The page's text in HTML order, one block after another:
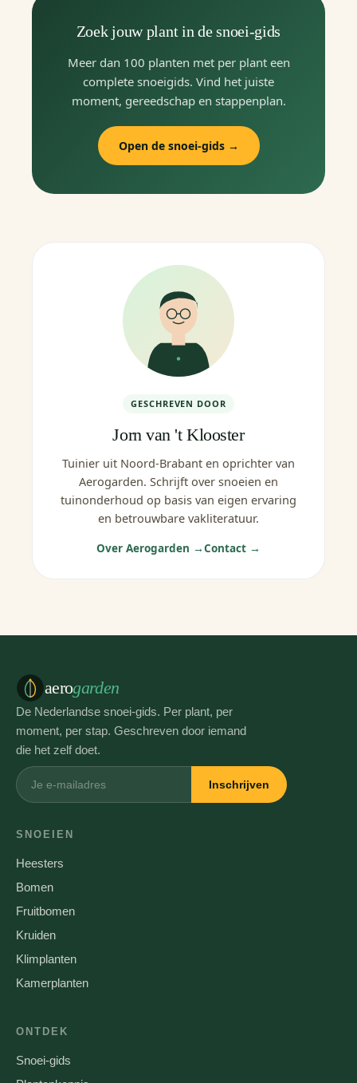
Zoek jouw plant in de snoei-gids
Meer dan 100 planten met per plant een
complete snoeigids. Vind het juiste
moment, gereedschap en stappenplan.
Open de snoei-gids →
GESCHREVEN DOOR
Jorn van 't Klooster
Tuinier uit Noord-Brabant en oprichter van
Aerogarden. Schrijft over snoeien en
tuinonderhoud op basis van eigen ervaring
en betrouwbare vakliteratuur.
Over Aerogarden →Contact →
aerogarden
De Nederlandse snoei-gids. Per plant, per
moment, per stap. Geschreven door iemand
die het zelf doet.
Inschrijven
SNOEIEN
Heesters
Bomen
Fruitbomen
Kruiden
Klimplanten
Kamerplanten
ONTDEK
Snoei-gids